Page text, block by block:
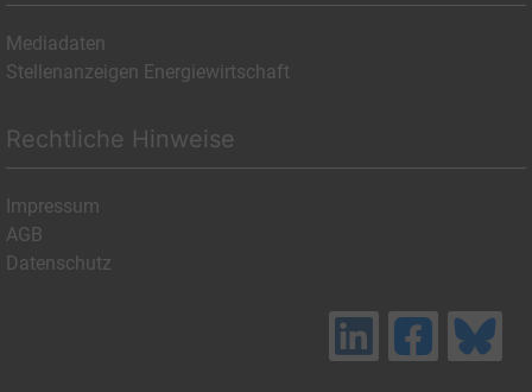
Mediadaten
Stellenanzeigen Energiewirtschaft
Rechtliche Hinweise
Impressum
AGB
Datenschutz